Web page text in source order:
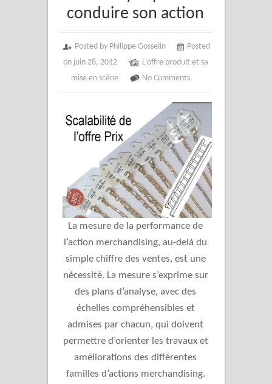
conduire son action
Posted by Philippe Gosselin
Posted
on juin 28, 2012
L’offre produit et sa
mise en scène
No Comments.
La mesure de la performance de
l’action merchandising, au-delà du
simple chiffre des ventes, est une
nécessité. La mesure s’exprime sur
des plans d’analyse, avec des
échelles compréhensibles et
admises par chacun, qui doivent
permettre d’orienter les travaux et
améliorations des différentes
familles d’actions merchandising.